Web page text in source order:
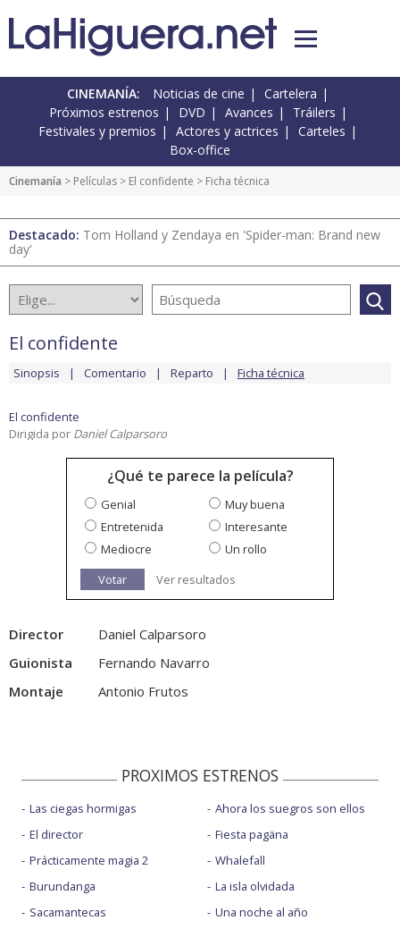
CINEMANÍA: Noticias de cine
Cartelera
Próximos estrenos
DVD Avances
Tráilers
Festivales y premios
Actores y actrices
Carteles
Box-office
Cinemanía > Películas > El confidente > Ficha técnica
Destacado: Tom Holland y Zendaya en 'Spider-man: Brand new
day'
El confidente
Sinopsis Comentario Reparto Ficha técnica
El confidente
Dirigida por Daniel Calparsoro
¿Qué te parece la película?
Genial
Muy buena
Entretenida
Interesante
Mediocre
Un rollo
Votar
Ver resultados
Director
Daniel Calparsoro
Guionista
Fernando Navarro
Montaje
Antonio Frutos
PROXIMOS ESTRENOS
Las ciegas hormigas
El director
Prácticamente magia 2
Burundanga
Sacamantecas
Ahora los suegros son ellos
Fiesta pagäna
Whalefall
La isla olvidada
Una noche al año